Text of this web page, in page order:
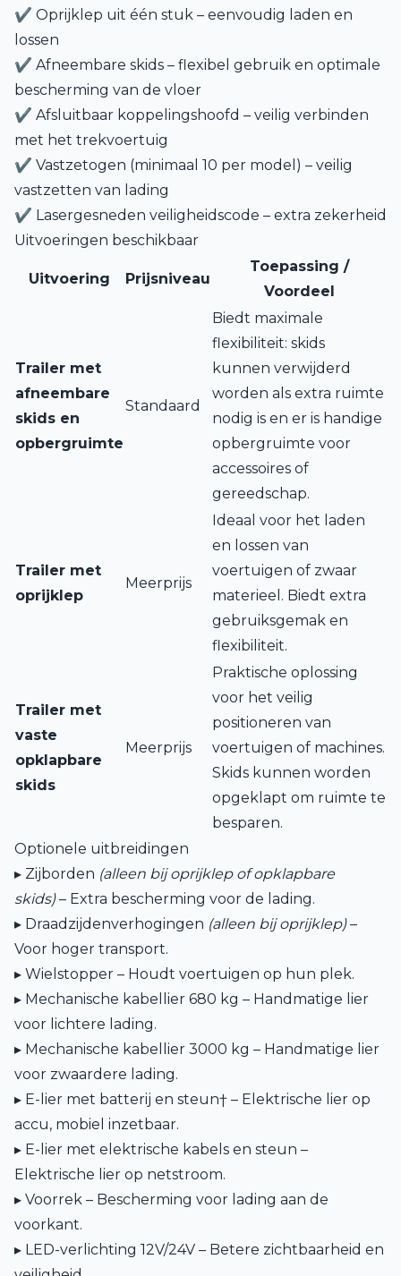
✔ Oprijklep uit één stuk – eenvoudig laden en
lossen
✔ Afneembare skids – flexibel gebruik en optimale
bescherming van de vloer
✔ Afsluitbaar koppelingshoofd – veilig verbinden
met het trekvoertuig
✔ Vastzetogen (minimaal 10 per model) – veilig
vastzetten van lading
✔ Lasergesneden veiligheidscode – extra zekerheid
Uitvoeringen beschikbaar
Uitvoering Prijsniveau
Toepassing /
Voordeel
Trailer met
afneembare
skids en
opbergruimte
Standaard
Biedt maximale
flexibiliteit: skids
kunnen verwijderd
worden als extra ruimte
nodig is en er is handige
opbergruimte voor
accessoires of
gereedschap.
Trailer met
oprijklep
Meerprijs
Ideaal voor het laden
en lossen van
voertuigen of zwaar
materieel. Biedt extra
gebruiksgemak en
flexibiliteit.
Trailer met
vaste
opklapbare
skids
Meerprijs
Praktische oplossing
voor het veilig
positioneren van
voertuigen of machines.
Skids kunnen worden
opgeklapt om ruimte te
besparen.
Optionele uitbreidingen
▸ Zijborden (alleen bij oprijklep of opklapbare
skids)– Extra bescherming voor de lading.
▸ Draadzijdenverhogingen (alleen bij oprijklep)–
Voor hoger transport.
▸ Wielstopper – Houdt voertuigen op hun plek.
▸ Mechanische kabellier 680 kg – Handmatige lier
voor lichtere lading.
▸ Mechanische kabellier 3000 kg – Handmatige lier
voor zwaardere lading.
▸ E-lier met batterij en steun† – Elektrische lier op
accu, mobiel inzetbaar.
▸ E-lier met elektrische kabels en steun –
Elektrische lier op netstroom.
▸ Voorrek – Bescherming voor lading aan de
voorkant.
▸ LED-verlichting 12V/24V – Betere zichtbaarheid en